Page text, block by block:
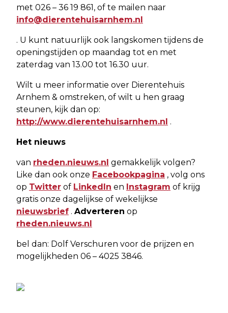
met 026 – 36 19 861, of te mailen naar
info@dierentehuisarnhem.nl
. U kunt natuurlijk ook langskomen tijdens de
openingstijden op maandag tot en met
zaterdag van 13.00 tot 16.30 uur.
Wilt u meer informatie over Dierentehuis
Arnhem & omstreken, of wilt u hen graag
steunen, kijk dan op:
http://www.dierentehuisarnhem.nl .
Het nieuws
van rheden.nieuws.nl gemakkelijk volgen?
Like dan ook onze Facebookpagina , volg ons
op Twitter of LinkedIn en Instagram of krijg
gratis onze dagelijkse of wekelijkse
nieuwsbrief . Adverteren op
rheden.nieuws.nl
bel dan: Dolf Verschuren voor de prijzen en
mogelijkheden 06 – 4025 3846.